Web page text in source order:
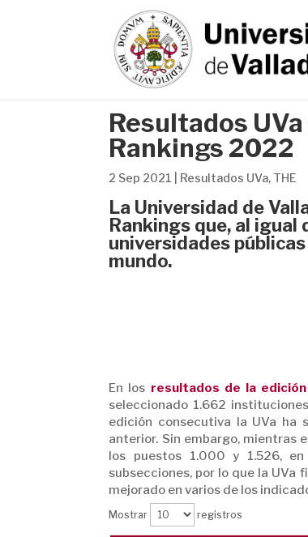
Resultados
Rankings 2022
2 Sep 2021 Resultados UVa, THE
La Universidad de
Rankings que, al igual
universidades
mundo.
En los resultados de la
seleccionado 1.662
edición consecutiva la UVa ha
anterior. Sin embargo, mientras
los puestos 1.000 y 1.526,
subsecciones, por lo que la UVa
mejorado en varios de los
Mostrar registros